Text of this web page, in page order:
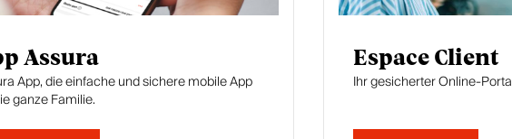
Assura
App, die einfache und sichere mobile App
ganze Familie.
Espace Client
Ihr gesicherter Online-